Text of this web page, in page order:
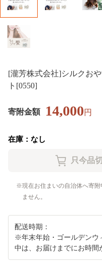
[瀧芳株式会社]シルクお
ト[0550]
寄附金額 14,000円
在庫：なし
現在お住まいの自治体へ寄
ません。
配送時期：
※年末年始・ゴールデンウ
中は、お届けまでにお時間